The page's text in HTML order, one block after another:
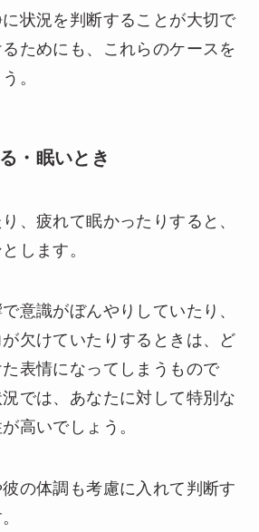
状況を判断することが大切で
ためにも、これらのケースを
。
・眠いとき
、疲れて眠かったりすると、
します。
意識がぼんやりしていたり、
欠けていたりするときは、ど
表情になってしまうもので
では、あなたに対して特別な
高いでしょう。
の体調も考慮に入れて判断す